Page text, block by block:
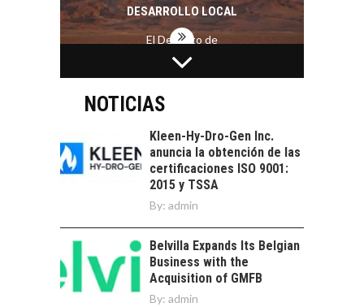
DESARROLLO LOCAL
El Desierto de
Atacama: Motor
Estratégico para el
LA INDUSTRIA
MINERA CHILENA
FRENTE AL DESAFÍO
SOSTENIBILIDAD
Minería chilena: un
pilar estratégico ante
el reto ineludible de…
CAPITAL DE RIESGO
OPORTUNIDADES
PARA STARTUPS Y
NUEVOS NEGOCIOS
Capital de riesgo en
NOTICIAS
Kleen-Hy-Dro-Gen Inc.
anuncia la obtención de las
certificaciones ISO 9001:
2015 y TSSA
By: admin
Belvilla Expands Its Belgian
Business with the
Acquisition of GMFB
By: admin